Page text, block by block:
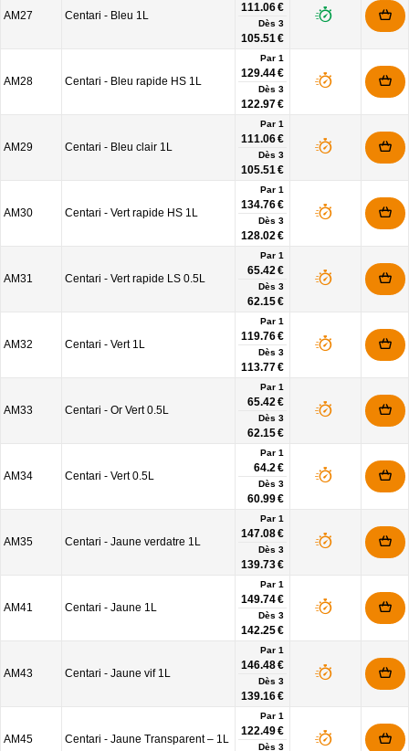
AM27 Centari - Bleu 1L
111.06 €
Dès 3
105.51 €
AM28 Centari - Bleu rapide HS 1L
Par 1
129.44 €
Dès 3
122.97 €
AM29 Centari - Bleu clair 1L
Par 1
111.06 €
Dès 3
105.51 €
AM30 Centari - Vert rapide HS 1L
Par 1
134.76 €
Dès 3
128.02 €
AM31 Centari - Vert rapide LS 0.5L
Par 1
65.42 €
Dès 3
62.15 €
AM32 Centari - Vert 1L
Par 1
119.76 €
Dès 3
113.77 €
AM33 Centari - Or Vert 0.5L
Par 1
65.42 €
Dès 3
62.15 €
AM34 Centari - Vert 0.5L
Par 1
64.2 €
Dès 3
60.99 €
AM35 Centari - Jaune verdatre 1L
Par 1
147.08 €
Dès 3
139.73 €
AM41 Centari - Jaune 1L
Par 1
149.74 €
Dès 3
142.25 €
AM43 Centari - Jaune vif 1L
Par 1
146.48 €
Dès 3
139.16 €
AM45 Centari - Jaune Transparent – 1L
Par 1
122.49 €
Dès 3